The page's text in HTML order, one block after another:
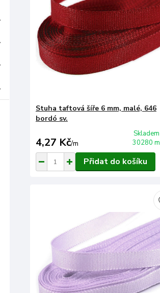
Stuha taftová šíře 6 mm, malé, 646
bordó sv.
4,27 Kč/m
Skladem
30280 m
Přidat do košíku